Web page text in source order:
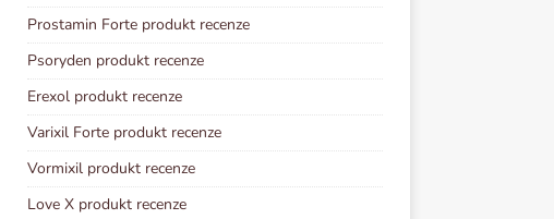
Prostamin Forte produkt recenze
Psoryden produkt recenze
Erexol produkt recenze
Varixil Forte produkt recenze
Vormixil produkt recenze
Love X produkt recenze